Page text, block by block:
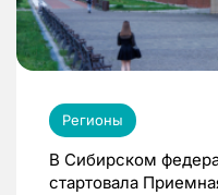
Регионы
В Сибирском
стартовала